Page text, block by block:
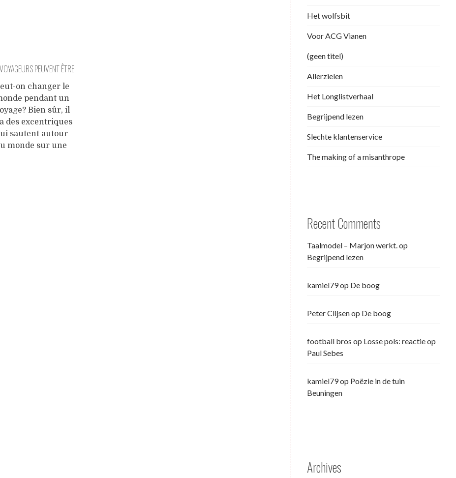
VOYAGEURS PEUVENT ÊTRE
PLUS QUE DES
CONSOMMEURS
on changer le
pendant un
Bien sûr, il
des excentriques
sautent autour
monde sur une
Het wolfsbit
Voor ACG Vianen
(geen titel)
Allerzielen
Het Longlistverhaal
Begrijpend lezen
Slechte klantenservice
The making of a misanthrope
Recent Comments
Taalmodel – Marjon werkt.op
Begrijpend lezen
kamiel79op De boog
Peter Clijsenop De boog
football bros op Losse pols: reactie op
Paul Sebes
kamiel79op Poëzie in de tuin
Beuningen
Archives